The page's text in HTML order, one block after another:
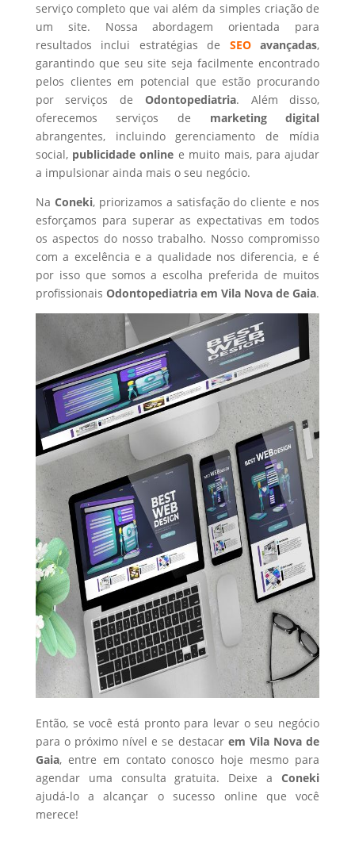
serviço completo que vai além da simples criação de
um site. Nossa abordagem orientada para
resultados inclui estratégias de SEOavançadas,
garantindo que seu site seja facilmente encontrado
pelos clientes em potencial que estão procurando
por serviços de Odontopediatria. Além disso,
oferecemos serviços de marketing digital
abrangentes, incluindo gerenciamento de mídia
social, publicidade online e muito mais, para ajudar
a impulsionar ainda mais o seu negócio.
Na Coneki, priorizamos a satisfação do cliente e nos
esforçamos para superar as expectativas em todos
os aspectos do nosso trabalho. Nosso compromisso
com a excelência e a qualidade nos diferencia, e é
por isso que somos a escolha preferida de muitos
profissionais Odontopediatriaem Vila Nova de Gaia.
Então, se você está pronto para levar o seu negócio
para o próximo nível e se destacar em Vila Nova de
Gaia, entre em contato conosco hoje mesmo para
agendar uma consulta gratuita. Deixe aConeki
ajudá-lo a alcançar o sucesso online que você
merece!